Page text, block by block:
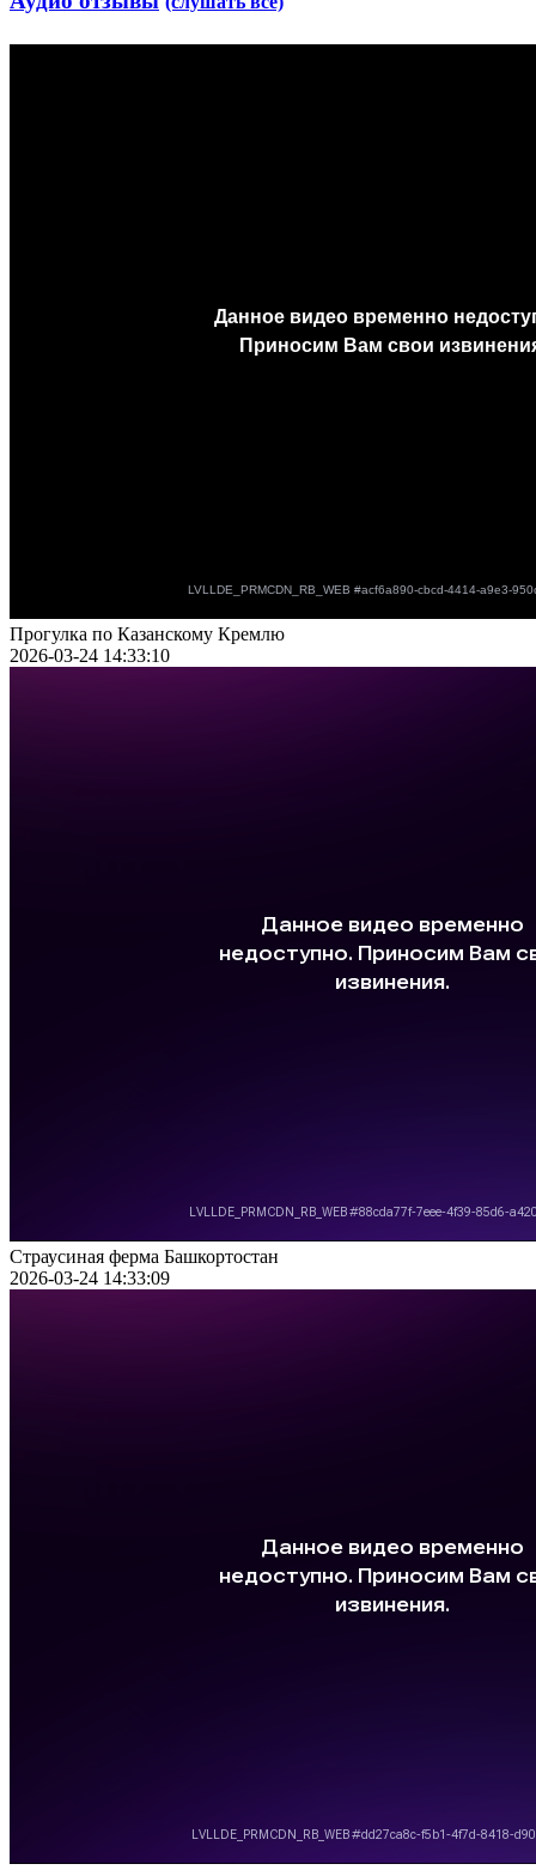
Прогулка по Казанскому Кремлю
2026-03-24 14:33:10
Страусиная ферма Башкортостан
2026-03-24 14:33:09